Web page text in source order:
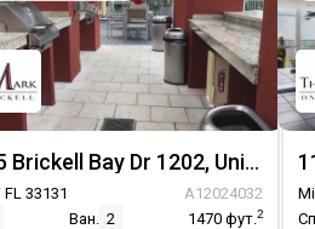
1155 Brickell Bay Dr 1202, Unit 1202
33131
A12024032
Ван. 2 1470 фут.2